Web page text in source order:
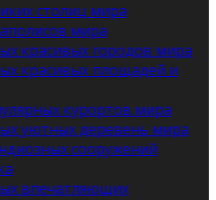
столиц мира
мира
красивых городов мира
красивых площадей и
курортов мира
уютных деревень мира
сооружений
впечатляющих